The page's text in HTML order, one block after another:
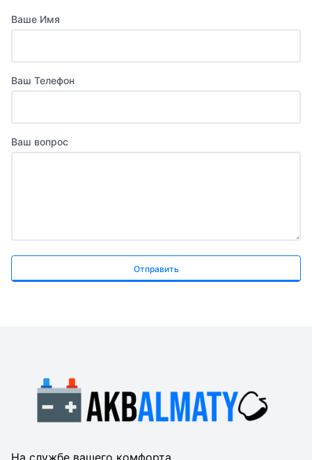
Ваше Имя
Ваш Телефон
Ваш вопрос
Отправить
На службе вашего комфорта